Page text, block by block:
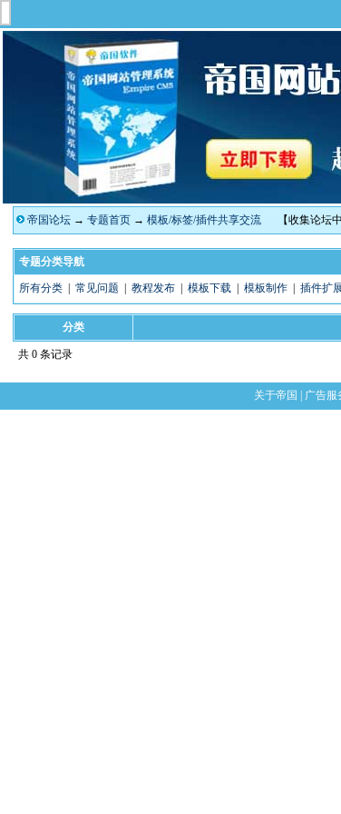
帝国论坛→ 专题首页→ 模板/标签/插件共享交流【收集论坛中
专题分类导航
所有分类| 常见问题 教程发布| 模板下载| 模板制作| 插件扩
分类
共 0 条记录
关于帝国 广告服